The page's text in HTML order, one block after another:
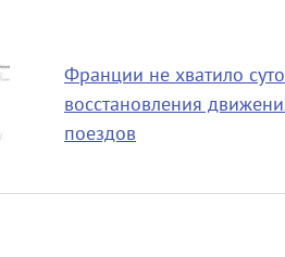
Франции не хватило
восстановления
поездов